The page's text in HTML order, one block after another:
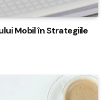
Mobil în Strategiile